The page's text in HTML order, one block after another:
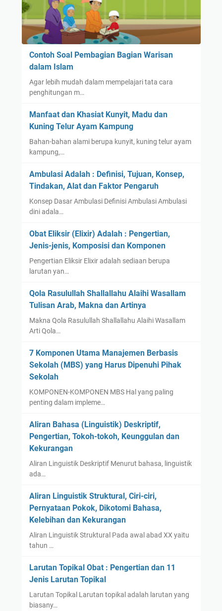
Contoh Soal Pembagian Bagian Warisan
dalam Islam
Agar lebih mudah dalam mempelajari tata cara
penghitungan m…
Manfaat dan Khasiat Kunyit, Madu dan
Kuning Telur Ayam Kampung
Bahan-bahan alami berupa kunyit, kuning telur ayam
kampung,…
Ambulasi Adalah : Definisi, Tujuan, Konsep,
Tindakan, Alat dan Faktor Pengaruh
Konsep Dasar Ambulasi Definisi Ambulasi Ambulasi
dini adala…
Obat Eliksir (Elixir) Adalah : Pengertian,
Jenis-jenis, Komposisi dan Komponen
Pengertian Eliksir Elixir adalah sediaan berupa
larutan yan…
Qola Rasulullah Shallallahu Alaihi Wasallam
Tulisan Arab, Makna dan Artinya
Makna Qola Rasulullah Shallallahu Alaihi Wasallam
Arti Qola…
7 Komponen Utama Manajemen Berbasis
Sekolah (MBS) yang Harus Dipenuhi Pihak
Sekolah
KOMPONEN-KOMPONEN MBS Hal yang paling
penting dalam impleme…
Aliran Bahasa (Linguistik) Deskriptif,
Pengertian, Tokoh-tokoh, Keunggulan dan
Kekurangan
Aliran Linguistik Deskriptif Menurut bahasa, linguistik
ada…
Aliran Linguistik Struktural, Ciri-ciri,
Pernyataan Pokok, Dikotomi Bahasa,
Kelebihan dan Kekurangan
Aliran Linguistik Struktural Pada awal abad XX yaitu
tahun …
Larutan Topikal Obat : Pengertian dan 11
Jenis Larutan Topikal
Larutan Topikal Larutan topikal adalah larutan yang
biasany…